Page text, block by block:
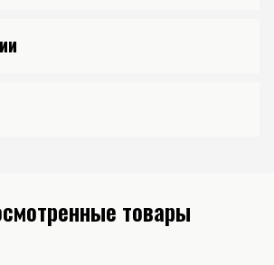
товары